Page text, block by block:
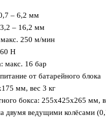
– 6,2 мм
– 16,2 мм
макс. 250 м/мин
Н
макс. 16 бар
от батарейного блока
мм, вес 3 кг
бокса: 255x425x265 мм,
двумя ведущими колёсами